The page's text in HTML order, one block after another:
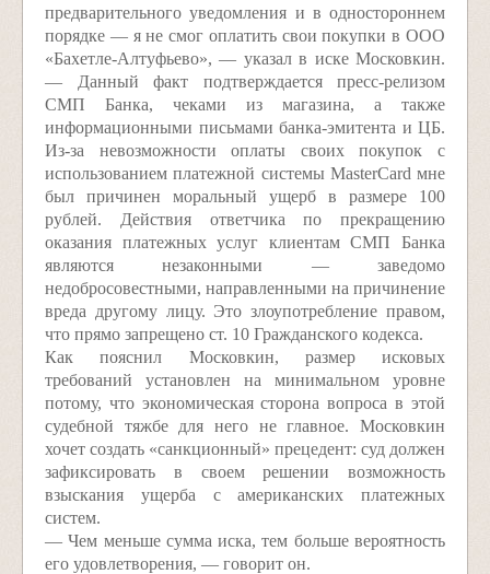
предварительного уведомления и в одностороннем
порядке — я не смог оплатить свои покупки в ООО
«Бахетле-Алтуфьево», — указал в иске Московкин.
— Данный факт подтверждается пресс-релизом
СМП Банка, чеками из магазина, а также
информационными письмами банка-эмитента и ЦБ.
Из-за невозможности оплаты своих покупок с
использованием платежной системы MasterCard мне
был причинен моральный ущерб в размере 100
рублей. Действия ответчика по прекращению
оказания платежных услуг клиентам СМП Банка
являются незаконными — заведомо
недобросовестными, направленными на причинение
вреда другому лицу. Это злоупотребление правом,
что прямо запрещено ст. 10 Гражданского кодекса.
Как пояснил Московкин, размер исковых
требований установлен на минимальном уровне
потому, что экономическая сторона вопроса в этой
судебной тяжбе для него не главное. Московкин
хочет создать «санкционный» прецедент: суд должен
зафиксировать в своем решении возможность
взыскания ущерба с американских платежных
систем.
— Чем меньше сумма иска, тем больше вероятность
его удовлетворения, — говорит он.